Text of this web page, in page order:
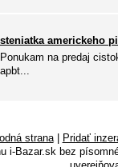
steniatka americkeho
Ponukam na predaj
apbt...
strana|
Pridať
i-Bazar.sk bez